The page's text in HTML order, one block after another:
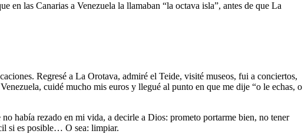
en las Canarias a Venezuela la llamaban “la octava isla”, antes de que La
Regresé a La Orotava, admiré el Teide, visité museos, fui a conciertos,
cuidé mucho mis euros y llegué al punto en que me dije “o le echas, o
había rezado en mi vida, a decirle a Dios: prometo portarme bien, no tener
si es posible… O sea: limpiar.